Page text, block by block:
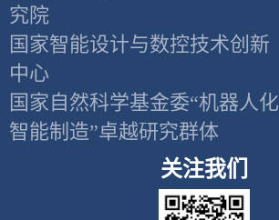
究院
国家智能设计与数控技术创新
中心
国家自然科学基金委“机器人化
智能制造”卓越研究群体
关注我们